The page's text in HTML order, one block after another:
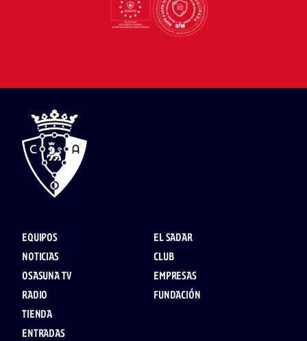
EQUIPOS
NOTICIAS
OSASUNA TV
RADIO
TIENDA
ENTRADAS
EL SADAR
CLUB
EMPRESAS
FUNDACIÓN